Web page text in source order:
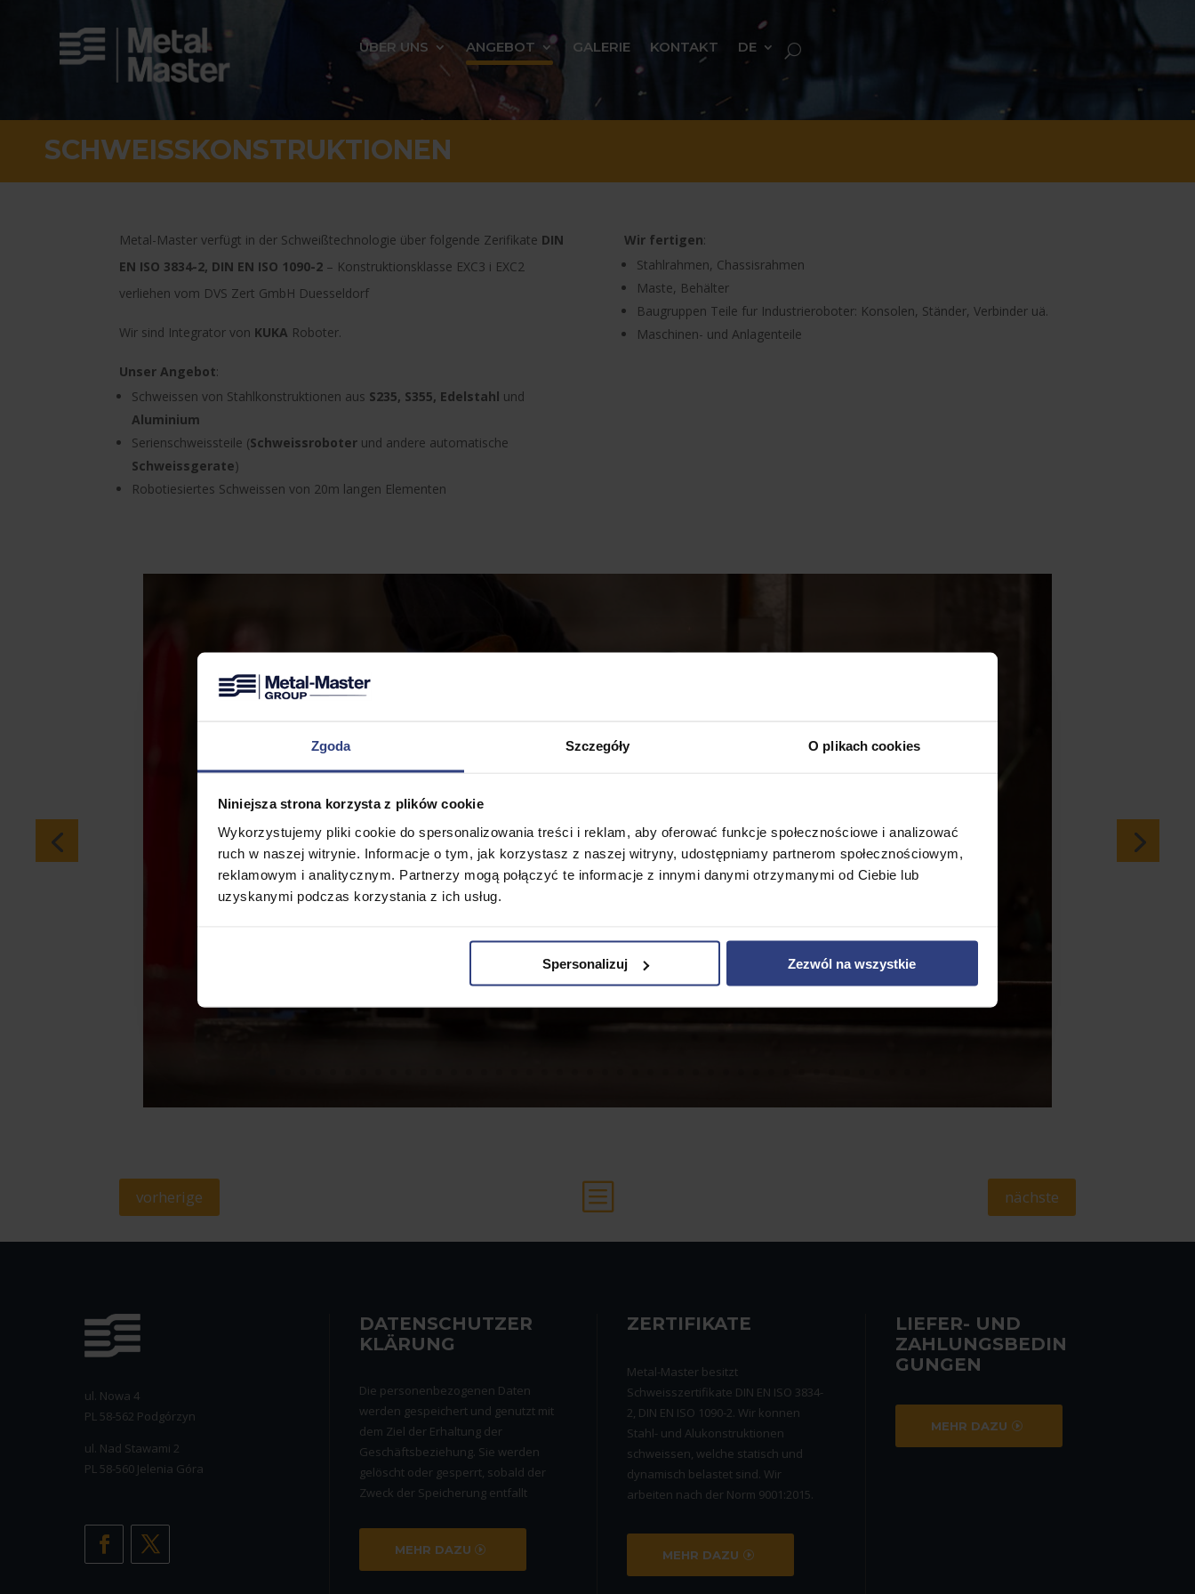
Zgoda Szczegóły O plikach cookies
Niniejsza strona korzysta z plików cookie
Wykorzystujemy pliki cookie do spersonalizowania treści i reklam, aby oferować funkcje społecznościowe i analizować
ruch w naszej witrynie. Informacje o tym, jak korzystasz z naszej witryny, udostępniamy partnerom społecznościowym,
reklamowym i analitycznym. Partnerzy mogą połączyć te informacje z innymi danymi otrzymanymi od Ciebie lub
uzyskanymi podczas korzystania z ich usług.
Spersonalizuj Zezwól na wszystkie
ÜBER UNS ANGEBOT GALERIE KONTAKT DE
SCHWEISSKONSTRUKTIONEN
Metal-Master verfügt in der Schweißtechnologie über folgende Zerifikate DIN
EN ISO 3834-2, DIN EN ISO 1090-2 – Konstruktionsklasse EXC3 i EXC2
verliehen vom DVS Zert GmbH Duesseldorf
Wir sind Integrator von KUKA Roboter.
Unser Angebot:
Schweissen von Stahlkonstruktionen aus S235, S355, Edelstahl und
Aluminium
Serienschweissteile (Schweissroboter und andere automatische
Schweissgerate)
Robotiesiertes Schweissen von 20m langen Elementen
Wir fertigen:
Stahlrahmen, Chassisrahmen
Maste, Behälter
Baugruppen Teile fur Industrieroboter: Konsolen, Ständer, Verbinder uä.
Maschinen- und Anlagenteile
vorherige b nächste
ul. Nowa 4
PL 58-562 Podgórzyn
ul. Nad Stawami 2
PL 58-560 Jelenia Góra
DATENSCHUTZER
KLÄRUNG
Die personenbezogenen Daten
werden gespeichert und genutzt mit
dem Ziel der Erhaltung der
Geschäftsbeziehung. Sie werden
gelöscht oder gesperrt, sobald der
Zweck der Speicherung entfallt
MEHR DAZU
ZERTIFIKATE
Metal-Master besitzt
Schweisszertifikate DIN EN ISO 3834-
2, DIN EN ISO 1090-2. Wir konnen
Stahl- und Alukonstruktionen
schweissen, welche statisch und
dynamisch belastet sind. Wir
arbeiten nach der Norm 9001:2015.
MEHR DAZU
LIEFER- UND
ZAHLUNGSBEDIN
GUNGEN
MEHR DAZU